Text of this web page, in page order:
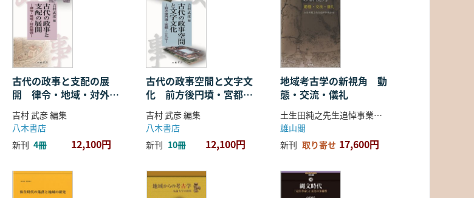
古代の政事と支配の展
開 律令・地域・対外関
係
吉村 武彦 編集
八木書店
新刊 4冊 12,100円
古代の政事空間と文字文
化 前方後円墳・宮都・
ことば
吉村 武彦 編集
八木書店
新刊 10冊 12,100円
地域考古学の新視角 動
態・交流・儀礼
土生田純之先生追悼事業会 編
雄山閣
新刊 取り寄せ 17,600円